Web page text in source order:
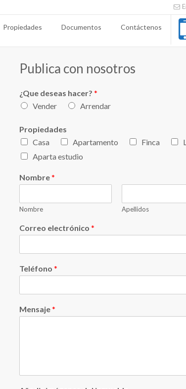
Propiedades Documentos Contáctenos
Publica con nosotros
¿Que deseas hacer? *
Vender
Arrendar
Propiedades
Casa
Apartamento Finca
Aparta estudio
Nombre*
Nombre Apellidos
Correo electrónico *
Teléfono *
Mensaje*